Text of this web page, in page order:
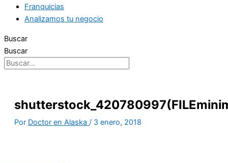
Franquicias
Analizamos tu negocio
Buscar
Buscar
Por Doctor en Alaska / 3 enero, 2018